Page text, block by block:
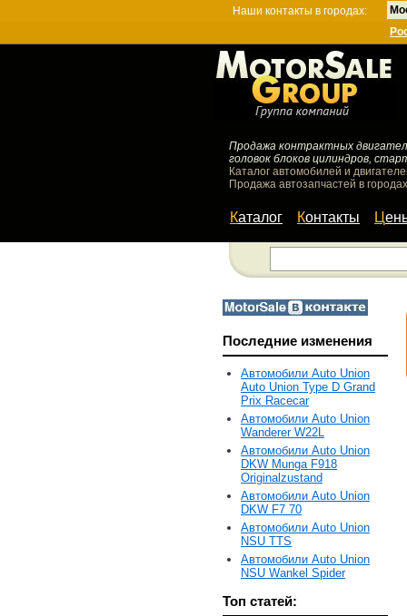
Наши контакты в городах:
Продажа контрактных
головок блоков цилиндров,
Каталог автомобилей и
Продажа автозапчастей в
Каталог Контакты
Последние изменения
Автомобили Auto Union
Auto Union Type D Grand
Prix Racecar
Автомобили Auto Union
Wanderer W22L
Автомобили Auto Union
DKW Munga F918
Originalzustand
Автомобили Auto Union
DKW F7 70
Автомобили Auto Union
NSU TTS
Автомобили Auto Union
NSU Wankel Spider
Топ статей: